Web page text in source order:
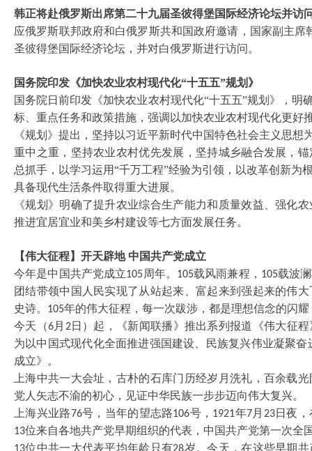
韩正将赴俄罗斯出席第二十九届圣彼得堡国际经济论坛并访
应俄罗斯联邦政府和白俄罗斯共和国政府邀请，国家副主席
圣彼得堡国际经济论坛，并对白俄罗斯进行访问。
国务院印发《加快农业农村现代化“十五五”规划》
国务院日前印发《加快农业农村现代化“十五五”规划》，明
标、重点任务和政策措施，强调以加快农业农村现代化更好
《规划》提出，坚持以习近平新时代中国特色社会主义思想
重中之重，坚持农业农村优先发展，坚持城乡融合发展，
总抓手，以学习运用“千万工程”经验为引领，以改革创新为
具备现代生活条件取得重大进展。
《规划》明确了提升农业综合生产能力和质量效益、强化
推进宜居宜业和美乡村建设等七方面发展任务。
【伟大征程】开天辟地 中国共产党成立
今年是中国共产党成立105周年。 105载风雨兼程， 105载波
团结带领中国人民实现了从站起来、富起来到强起来的伟
史诗。 105年的伟大征程，每一次跋涉，都是理想信念的闪
今天（6月 2日）起，《新闻联播》推出系列报道《伟大征
为以中国式现代化全面推进强国建设、民族复兴伟业凝聚
成立》。
上海中共一大会址，古朴的石库门历经岁月洗礼，百余载
党人矢志不渝的初心，见证中华民族一步步迈向伟大复兴。
上海兴业路 76号，当年的望志路106号， 1921年7月 23日夜，
13位来自各地共产党早期组织的代表，中国共产党第一次全
13位中共一大代表平均年龄只有28岁。今天，在这些早期